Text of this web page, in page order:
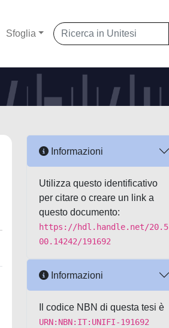
Sfoglia
Informazioni
Utilizza questo identificativo
per citare o creare un link a
questo documento:
https://hdl.handle.net/20.5
00.14242/191692
Informazioni
Il codice NBN di questa tesi è
URN:NBN:IT:UNIFI-191692